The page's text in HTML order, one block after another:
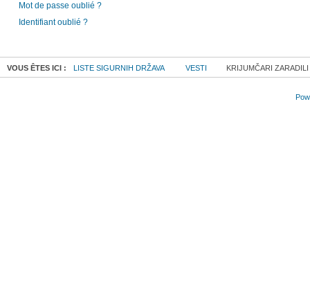
Mot de passe oublié ?
Identifiant oublié ?
VOUS ÊTES ICI : LISTE SIGURNIH DRŽAVA VESTI KRIJUMČARI